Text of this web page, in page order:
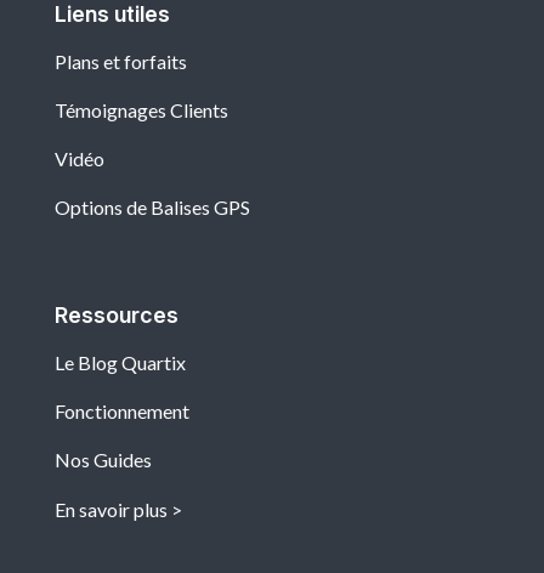
Liens utiles
Plans et forfaits
Témoignages Clients
Vidéo
Options de Balises GPS
Ressources
Le Blog Quartix
Fonctionnement
Nos Guides
En savoir plus